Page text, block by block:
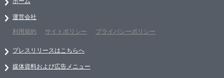
運営会社
利用規約
サイトポリシー プライバシーポリシー
プレスリリースはこちらへ
媒体資料および広告メニュー